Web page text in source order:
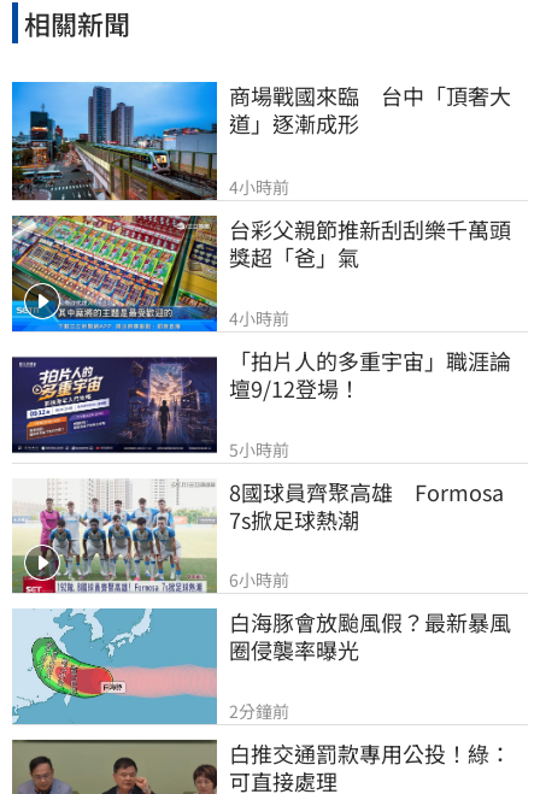
相關新聞
商場戰國來臨　台中「頂奢大
道」逐漸成形
4小時前
台彩父親節推新刮刮樂千萬頭
獎超「爸」氣
4小時前
「拍片人的多重宇宙」職涯論
壇9/12登場！
5小時前
8國球員齊聚高雄　Formosa
7s掀足球熱潮
6小時前
白海豚會放颱風假？最新暴風
圈侵襲率曝光
2分鐘前
白推交通罰款專用公投！綠：
可直接處理